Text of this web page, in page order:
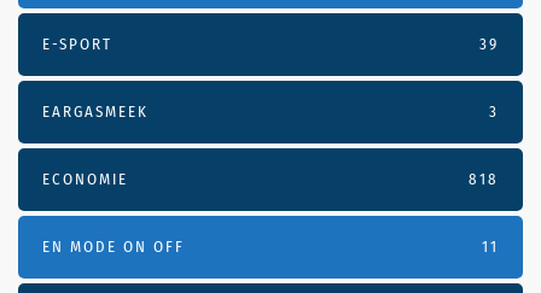
E-SPORT 39
EARGASMEEK 3
ECONOMIE 818
EN MODE ON OFF 11